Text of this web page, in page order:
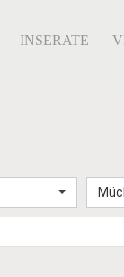
INSERATE